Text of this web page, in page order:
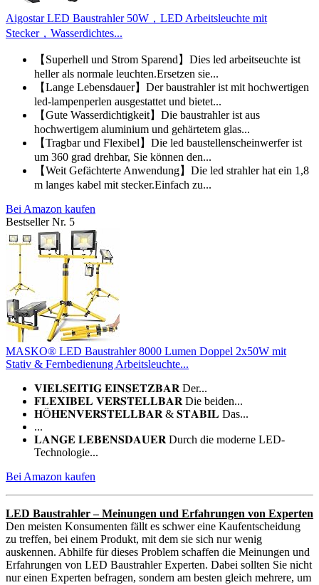
Aigostar LED Baustrahler 50W，LED Arbeitsleuchte mit
Stecker，Wasserdichtes...
【Superhell und Strom Sparend】Dies led arbeitseuchte ist
heller als normale leuchten.Ersetzen sie...
【Lange Lebensdauer】Der baustrahler ist mit hochwertigen
led-lampenperlen ausgestattet und bietet...
【Gute Wasserdichtigkeit】Die baustrahler ist aus
hochwertigem aluminium und gehärtetem glas...
【Tragbar und Flexibel】Die led baustellenscheinwerfer ist
um 360 grad drehbar, Sie können den...
【Weit Gefächterte Anwendung】Die led strahler hat ein 1,8
m langes kabel mit stecker.Einfach zu...
Bei Amazon kaufen
Bestseller Nr. 5
MASKO® LED Baustrahler 8000 Lumen Doppel 2x50W mit
Stativ & Fernbedienung Arbeitsleuchte...
𝐕𝐈𝐄𝐋𝐒𝐄𝐈𝐓𝐈𝐆 𝐄𝐈𝐍𝐒𝐄𝐓𝐙𝐁𝐀𝐑 Der...
𝐅𝐋𝐄𝐗𝐈𝐁𝐄𝐋 𝐕𝐄𝐑𝐒𝐓𝐄𝐋𝐋𝐁𝐀𝐑 Die beiden...
𝐇Ö𝐇𝐄𝐍𝐕𝐄𝐑𝐒𝐓𝐄𝐋𝐋𝐁𝐀𝐑 & 𝐒𝐓𝐀𝐁𝐈𝐋 Das...
...
𝐋𝐀𝐍𝐆𝐄 𝐋𝐄𝐁𝐄𝐍𝐒𝐃𝐀𝐔𝐄𝐑 Durch die moderne LED-
Technologie...
Bei Amazon kaufen
LED Baustrahler – Meinungen und Erfahrungen von Experten
Den meisten Konsumenten fällt es schwer eine Kaufentscheidung
zu treffen, bei einem Produkt, mit dem sie sich nur wenig
auskennen. Abhilfe für dieses Problem schaffen die Meinungen und
Erfahrungen von LED Baustrahler Experten. Dabei sollten Sie nicht
nur einen Experten befragen, sondern am besten gleich mehrere, um